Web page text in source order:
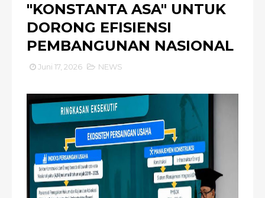
"KONSTANTA ASA" UNTUK
DORONG EFISIENSI
PEMBANGUNAN NASIONAL
Juni 17, 2026 NEWS